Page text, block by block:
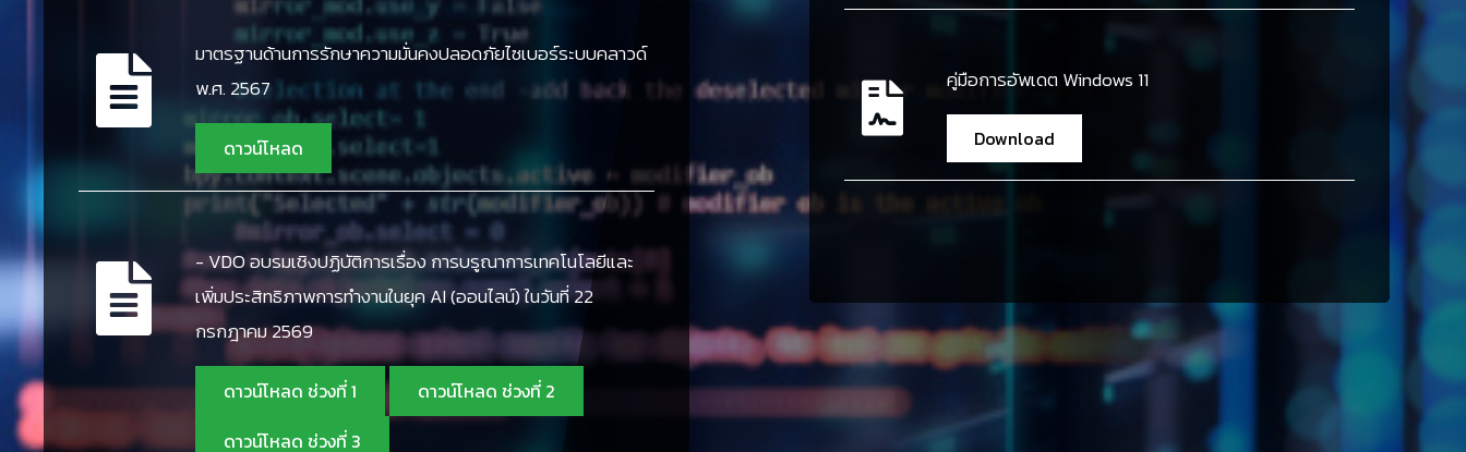
มาตรฐานด้านการรักษาความมั่นคงปลอดภัยไซเบอร์ระบบคลาวด์
พ.ศ. 2567
ดาวน์โหลด
- VDO อบรมเชิงปฏิบัติการเรื่อง การบรูณาการเทคโนโลยีและ
เพิ่มประสิทธิภาพการทำงานในยุค AI (ออนไลน์) ในวันที่ 22
กรกฎาคม 2569
ดาวน์โหลด ช่วงที่ 1
ดาวน์โหลด ช่วงที่ 2
ดาวน์โหลด ช่วงที่ 3
คู่มือการอัพเดต Windows 11
Download